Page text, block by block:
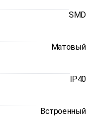
SMD
Матовый
IP40
Встроенный